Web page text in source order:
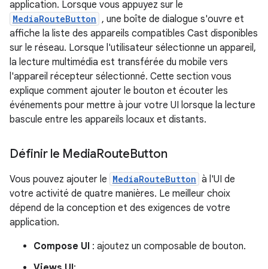
application. Lorsque vous appuyez sur le
MediaRouteButton , une boîte de dialogue s'ouvre et
affiche la liste des appareils compatibles Cast disponibles
sur le réseau. Lorsque l'utilisateur sélectionne un appareil,
la lecture multimédia est transférée du mobile vers
l'appareil récepteur sélectionné. Cette section vous
explique comment ajouter le bouton et écouter les
événements pour mettre à jour votre UI lorsque la lecture
bascule entre les appareils locaux et distants.
Définir le MediaRouteButton
Vous pouvez ajouter le MediaRouteButton à l'UI de
votre activité de quatre manières. Le meilleur choix
dépend de la conception et des exigences de votre
application.
Compose UI : ajoutez un composable de bouton.